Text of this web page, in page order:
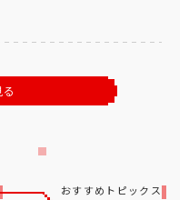
おすすめトピックス